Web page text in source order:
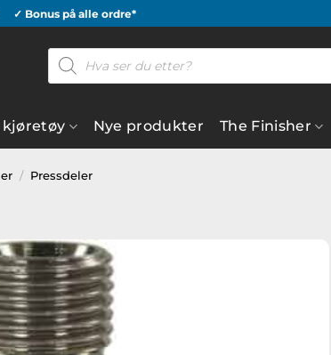
✓ Bonus på alle ordre*
Products
search
kjøretøy Nye produkter The Finisher
/ Pressdeler